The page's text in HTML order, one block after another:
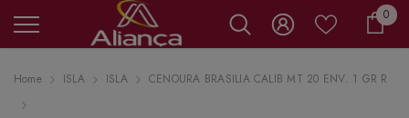
00
Home ISLA ISLA CENOURA BRASILIA CALIB MT 20 ENV. 1 GR R